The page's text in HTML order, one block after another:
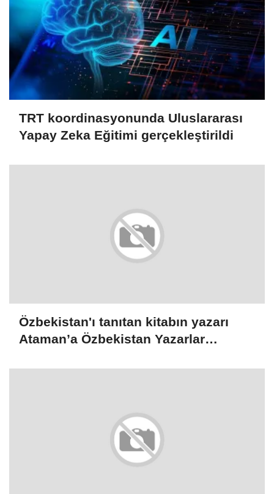
TRT koordinasyonunda Uluslararası
Yapay Zeka Eğitimi gerçekleştirildi
Özbekistan'ı tanıtan kitabın yazarı
Ataman’a Özbekistan Yazarlar